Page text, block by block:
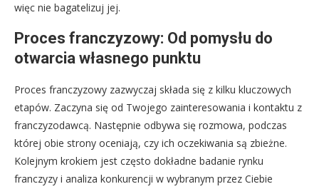
więc nie bagatelizuj jej.
Proces franczyzowy: Od pomysłu do
otwarcia własnego punktu
Proces franczyzowy zazwyczaj składa się z kilku kluczowych
etapów. Zaczyna się od Twojego zainteresowania i kontaktu z
franczyzodawcą. Następnie odbywa się rozmowa, podczas
której obie strony oceniają, czy ich oczekiwania są zbieżne.
Kolejnym krokiem jest często dokładne badanie rynku
franczyzy i analiza konkurencji w wybranym przez Ciebie